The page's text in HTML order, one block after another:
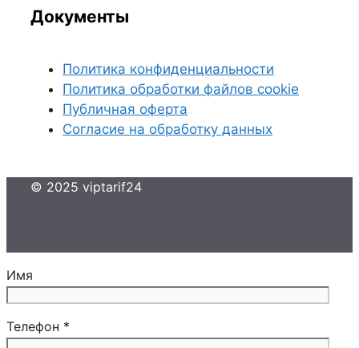
Документы
Политика конфиденциальности
Политика обработки файлов cookie
Публичная оферта
Согласие на обработку данных
© 2025 viptarif24
Имя
Телефон *